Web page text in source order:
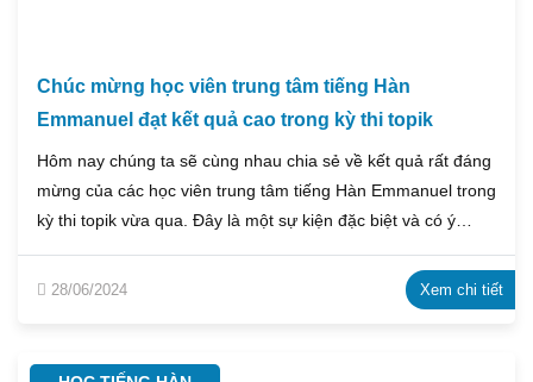
Chúc mừng học viên trung tâm tiếng Hàn
Emmanuel đạt kết quả cao trong kỳ thi topik
Hôm nay chúng ta sẽ cùng nhau chia sẻ về kết quả rất đáng
mừng của các học viên trung tâm tiếng Hàn Emmanuel trong
kỳ thi topik vừa qua. Đây là một sự kiện đặc biệt và có ý
ta hãy cùng nhau tìm hiểu xem học viên của chúng ta đã đạt
được những thành tích như thế nào và điều gì đã giúp họ
28/06/2024 Xem chi tiết